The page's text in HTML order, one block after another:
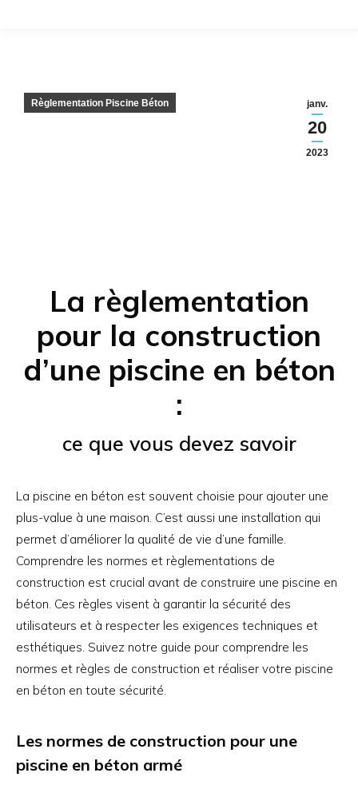
janv.
20
2023
Règlementation Piscine Béton
La règlementation
pour la construction
d’une piscine en béton
:
ce que vous devez savoir
La piscine en béton est souvent choisie pour ajouter une
plus-value à une maison. C’est aussi une installation qui
permet d’améliorer la qualité de vie d’une famille.
Comprendre les normes et règlementations de
construction est crucial avant de construire une piscine en
béton. Ces règles visent à garantir la sécurité des
utilisateurs et à respecter les exigences techniques et
esthétiques. Suivez notre guide pour comprendre les
normes et règles de construction et réaliser votre piscine
en béton en toute sécurité.
Les normes de construction pour une
piscine en béton armé